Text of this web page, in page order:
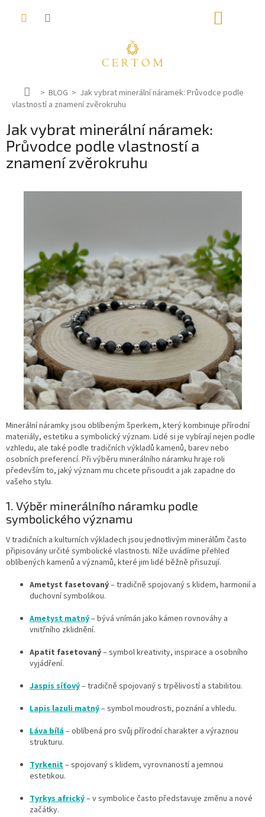
D
o
ů
BLOG
Jak vybrat minerální náramek: Průvodce podle
vlastností a znamení zvěrokruhu
Jak vybrat minerální náramek:
Průvodce podle vlastností a
znamení zvěrokruhu
Minerální náramky jsou oblíbeným šperkem, který kombinuje přírodní
materiály, estetiku a symbolický význam. Lidé si je vybírají nejen podle
vzhledu, ale také podle tradičních výkladů kamenů, barev nebo
osobních preferencí. Při výběru minerálního náramku hraje roli
především to, jaký význam mu chcete přisoudit a jak zapadne do
vašeho stylu.
1. Výběr minerálního náramku podle
symbolického významu
V tradičních a kulturních výkladech jsou jednotlivým minerálům často
připisovány určité symbolické vlastnosti. Níže uvádíme přehled
oblíbených kamenů a významů, které jim lidé běžně přisuzují.
Ametyst fasetovaný– tradičně spojovaný s klidem, harmonií a
duchovní symbolikou.
Ametyst matný– bývá vnímán jako kámen rovnováhy a
vnitřního zklidnění.
Apatit fasetovaný– symbol kreativity, inspirace a osobního
vyjádření.
Jaspis síťový– tradičně spojovaný s trpělivostí a stabilitou.
Lapis lazuli matný– symbol moudrosti, poznání a vhledu.
Láva bílá– oblíbená pro svůj přírodní charakter a výraznou
strukturu.
Tyrkenit– spojovaný s klidem, vyrovnaností a jemnou
estetikou.
Tyrkys africký– v symbolice často představuje změnu a nové
začátky.